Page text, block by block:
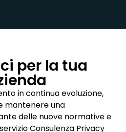
per la tua
in continua evoluzione,
mantenere una
delle nuove normative e
Consulenza Privacy